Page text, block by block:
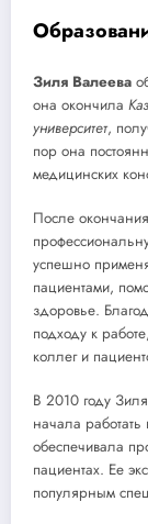
Зиля Валеева
она окончила
университет,
пор она
медицинских
После
успешно
пациентами,
здоровье.
подходу к
коллег и
В 2010 году
начала
обеспечивала
пациентах. Ее
популярным